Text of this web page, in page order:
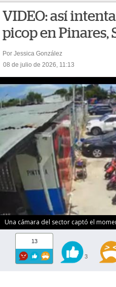
VIDEO: así
picop en Pinares,
Por Jessica González
08 de julio de 2026, 11:13
Una cámara del sector captó el
13
3